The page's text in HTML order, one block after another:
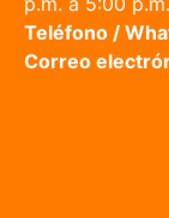
Teléfono /
Correo